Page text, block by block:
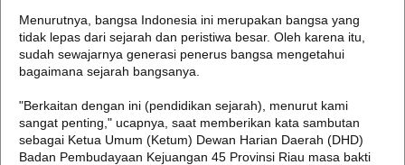
Menurutnya, bangsa Indonesia ini merupakan bangsa yang
tidak lepas dari sejarah dan peristiwa besar. Oleh karena itu,
sudah sewajarnya generasi penerus bangsa mengetahui
bagaimana sejarah bangsanya.
"Berkaitan dengan ini (pendidikan sejarah), menurut kami
sangat penting," ucapnya, saat memberikan kata sambutan
sebagai Ketua Umum (Ketum) Dewan Harian Daerah (DHD)
Badan Pembudayaan Kejuangan 45 Provinsi Riau masa bakti